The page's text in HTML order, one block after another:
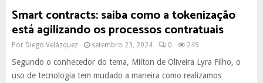
Smart contracts: saiba como a tokenização
está agilizando os processos contratuais
Por Diego Velázquez setembro 23, 2024 0 249
Segundo o conhecedor do tema, Milton de Oliveira Lyra Filho, o
uso de tecnologia tem mudado a maneira como realizamos